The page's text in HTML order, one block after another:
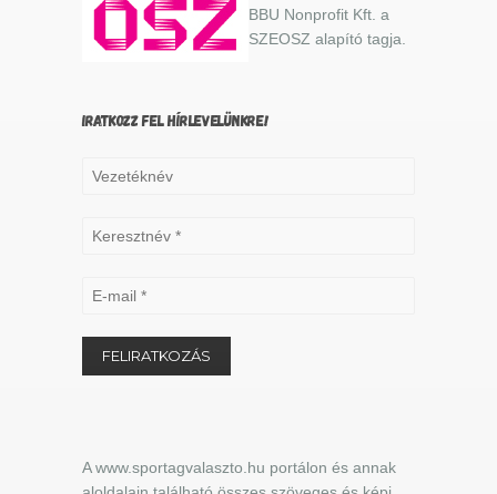
BBU Nonprofit Kft. a
SZEOSZ alapító tagja.
IRATKOZZ FEL HÍRLEVELÜNKRE!
A www.sportagvalaszto.hu portálon és annak